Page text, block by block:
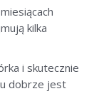
kilka
i skutecznie
dobrze jest